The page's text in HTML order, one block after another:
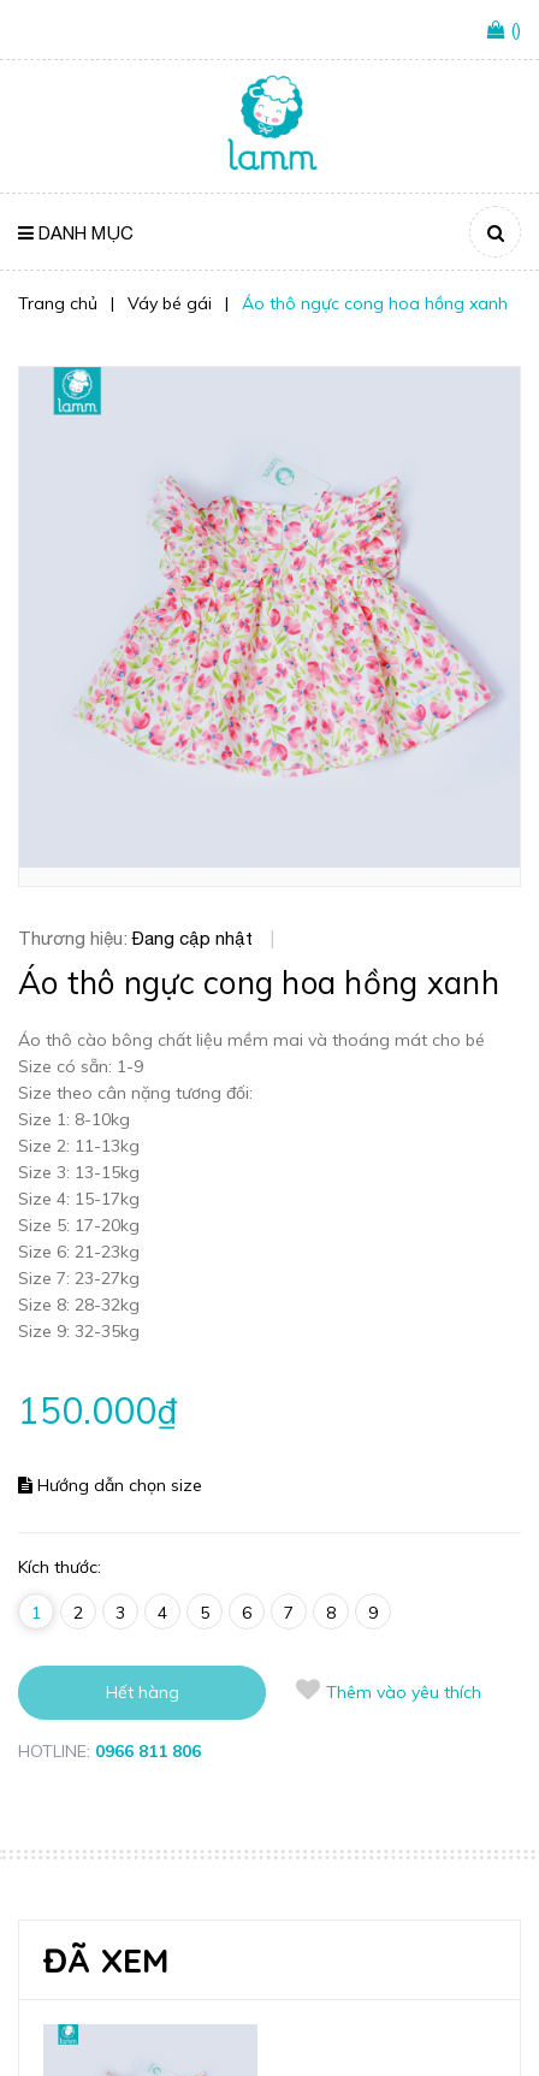
()
DANH MỤC
Trang chủ | Váy bé gái | Áo thô ngực cong hoa hồng xanh
Thương hiệu:Đang cập nhật
Áo thô ngực cong hoa hồng xanh
Áo thô cào bông chất liệu mềm mai và thoáng mát cho bé
Size có sẵn: 1-9
Size theo cân nặng tương đối:
Size 1: 8-10kg
Size 2: 11-13kg
Size 3: 13-15kg
Size 4: 15-17kg
Size 5: 17-20kg
Size 6: 21-23kg
Size 7: 23-27kg
Size 8: 28-32kg
Size 9: 32-35kg
150.000₫
Hướng dẫn chọn size
Kích thước:
1 2 3 4 5 6 7 8 9
Hết hàng Thêm vào yêu thích
HOTLINE: 0966 811 806
ĐÃ XEM